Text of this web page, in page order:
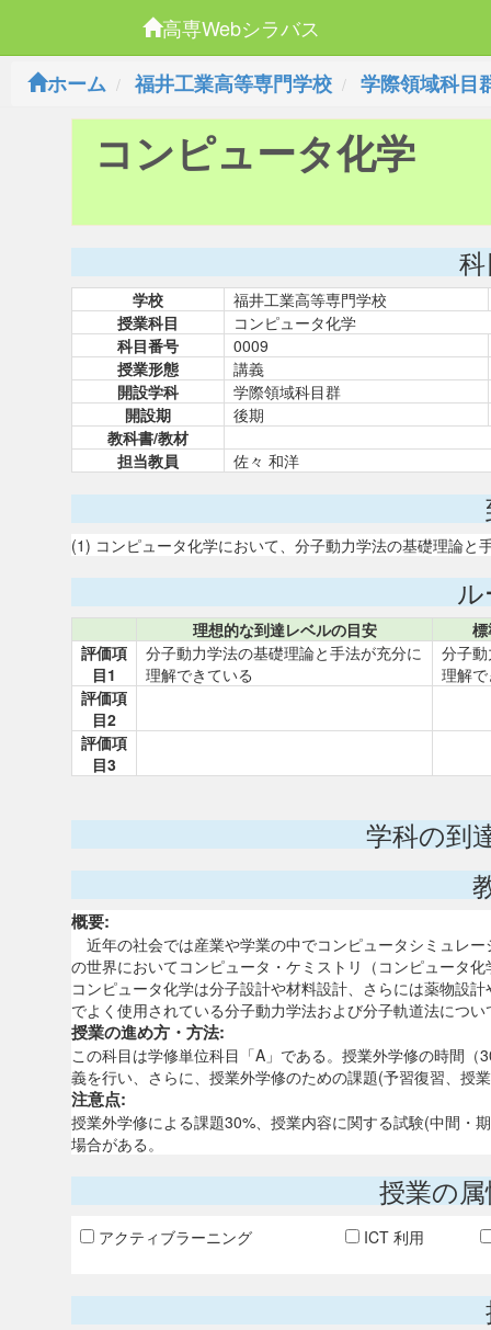
高専Webシラバス
ホーム
福井工業高等専門学校 学際領域科目
コンピュータ化学
学校
福井工業高等専門学校
授業科目
コンピュータ化学
科目番号
0009
授業形態
講義
開設学科
学際領域科目群
開設期
後期
教科書/教材
担当教員
佐々 和洋
(1) コンピュータ化学において、分子動力学法の基礎理論と
理想的な到達レベルの目安
評価項
目1
分子動力学法の基礎理論と手法が充分に
理解できている
分子
理解
評価項
目2
評価項
目3
学科の到
概要:
近年の社会では産業や学業の中でコンピュータシミュレ
の世界においてコンピュータ・ケミストリ（コンピュータ
コンピュータ化学は分子設計や材料設計、さらには薬物設
でよく使用されている分子動力学法および分子軌道法につ
授業の進め方・方法:
この科目は学修単位科目「A」である。授業外学修の時間
義を行い、さらに、授業外学修のための課題(予習復習、授
注意点:
授業外学修による課題30%、授業内容に関する試験(中間・
場合がある。
授業の
アクティブラーニング ICT 利用